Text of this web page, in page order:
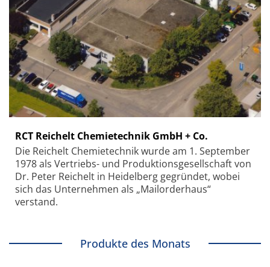
RCT Reichelt Chemietechnik GmbH + Co.
Die Reichelt Chemietechnik wurde am 1. September
1978 als Vertriebs- und Produktionsgesellschaft von
Dr. Peter Reichelt in Heidelberg gegründet, wobei
sich das Unternehmen als „Mailorderhaus“
verstand.
Produkte des Monats